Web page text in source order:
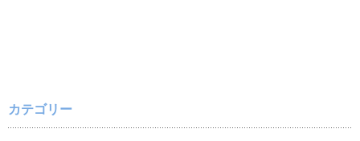
カテゴリー